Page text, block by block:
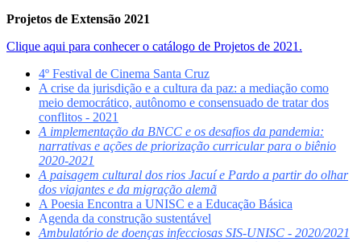
Projetos de Extensão 2021
Clique aqui para conhecer o catálogo de Projetos de 2021.
4º Festival de Cinema Santa Cruz
A crise da jurisdição e a cultura da paz: a mediação como
meio democrático, autônomo e consensuado de tratar dos
conflitos - 2021
A implementação da BNCC e os desafios da pandemia:
narrativas e ações de priorização curricular para o biênio
2020-2021
A paisagem cultural dos rios Jacuí e Pardo a partir do olhar
dos viajantes e da migração alemã
A Poesia Encontra a UNISC e a Educação Básica
Agenda da construção sustentável
Ambulatório de doenças infecciosas SIS-UNISC - 2020/2021